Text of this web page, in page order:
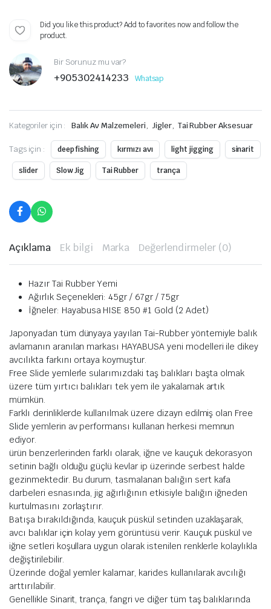
Did you like this product? Add to favorites now and follow the
product.
Bir Sorunuz mu var?
+905302414233 Whatsap
Kategoriler için : Balık Av Malzemeleri, Jigler, Tai Rubber Aksesuar
Tags için : deep fishing kırmızı avı light jigging sinarit
slider Slow Jig Tai Rubber trança
Açıklama Ek bilgi Marka Değerlendirmeler (0)
Hazır Tai Rubber Yemi
Ağırlık Seçenekleri: 45gr / 67gr / 75gr
İğneler: Hayabusa HISE 850 #1 Gold (2 Adet)
Japonyadan tüm dünyaya yayılan Tai-Rubber yöntemiyle balık
avlamanın aranılan markası HAYABUSA yeni modelleri ile dikey
avcılıkta farkını ortaya koymuştur.
Free Slide yemlerle sularımızdaki taş balıkları başta olmak
üzere tüm yırtıcı balıkları tek yem ile yakalamak artık
mümkün.
Farklı derinliklerde kullanılmak üzere dizayn edilmiş olan Free
Slide yemlerin av performansı kullanan herkesi memnun
ediyor.
ürün benzerlerinden farklı olarak, iğne ve kauçuk dekorasyon
setinin bağlı olduğu güçlü kevlar ip üzerinde serbest halde
gezinmektedir. Bu durum, tasmalanan balığın sert kafa
darbeleri esnasında, jig ağırlığının etkisiyle balığın iğneden
kurtulmasını zorlaştırır.
Batışa bırakıldığında, kauçuk püskül setinden uzaklaşarak,
avcı balıklar için kolay yem görüntüsü verir. Kauçuk püskül ve
iğne setleri koşullara uygun olarak istenilen renklerle kolaylıkla
değiştirilebilir.
Üzerinde doğal yemler kalamar, karides kullanılarak avcılığı
arttırılabilir.
Genellikle Sinarit, trança, fangri ve diğer tüm taş balıklarında